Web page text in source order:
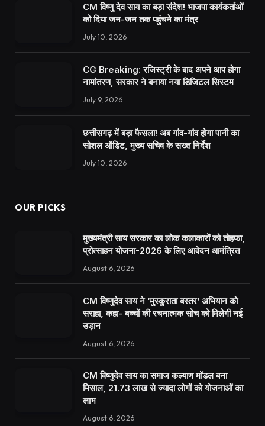
CM विष्णु देव साय का बड़ा संदेश! भाजपा कार्यकर्ताओं
को दिया जन-जन तक पहुंचने का मंत्र
July 10, 2026
CG Breaking: रजिस्ट्री के बाद अपने आप होगा
नामांतरण, सरकार ने बनाया नया डिजिटल सिस्टम
July 9, 2026
छत्तीसगढ़ में बड़ा फैसला! अब गांव-गांव होगा पानी का
सोशल ऑडिट, मुख्य सचिव के सख्त निर्देश
July 10, 2026
OUR PICKS
मुख्यमंत्री साय सरकार का लोक कलाकारों को तोहफा,
प्रोत्साहन योजना-2026 के लिए आवेदन आमंत्रित
August 6, 2026
CM विष्णुदेव साय ने ‘मुस्कुराता बस्तर’ अभियान को
सराहा, कहा- बच्चों की रचनात्मक सोच को मिलेगी नई
उड़ान
August 6, 2026
CM विष्णुदेव साय का समाज कल्याण मॉडल बना
मिसाल, 21.73 लाख से ज्यादा लोगों को योजनाओं का
लाभ
August 6, 2026